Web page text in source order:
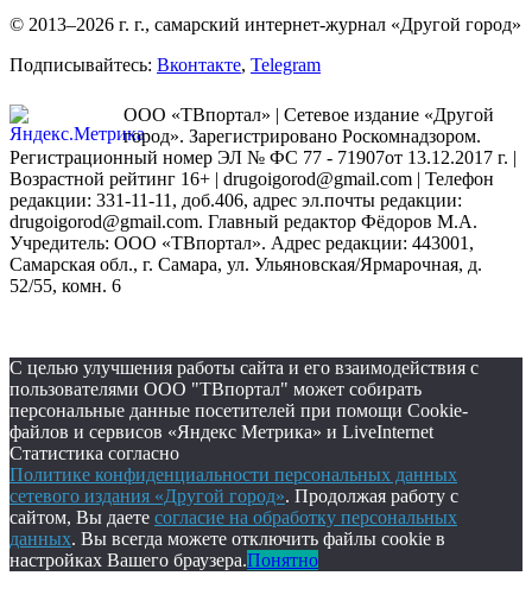
© 2013–2026 г. г., самарский интернет-журнал «Другой город»
Подписывайтесь: Вконтакте, Telegram
ООО «ТВпортал» | Сетевое издание «Другой
город». Зарегистрировано Роскомнадзором.
Регистрационный номер ЭЛ № ФС 77 - 71907от 13.12.2017 г. |
Возрастной рейтинг 16+ | drugoigorod@gmail.com | Телефон
редакции: 331-11-11, доб.406, адрес эл.почты редакции:
drugoigorod@gmail.com. Главный редактор Фёдоров М.А.
Учредитель: ООО «ТВпортал». Адрес редакции: 443001,
Самарская обл., г. Самара, ул. Ульяновская/Ярмарочная, д.
52/55, комн. 6
С целью улучшения работы сайта и его взаимодействия с
пользователями ООО "ТВпортал" может собирать
персональные данные посетителей при помощи Cookie-
файлов и сервисов «Яндекс Метрика» и LiveInternet
Статистика согласно
Политике конфиденциальности персональных данных
сетевого издания «Другой город». Продолжая работу с
сайтом, Вы даете согласие на обработку персональных
данных. Вы всегда можете отключить файлы cookie в
настройках Вашего браузера.Понятно